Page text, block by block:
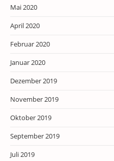
Mai 2020
April 2020
Februar 2020
Januar 2020
Dezember 2019
November 2019
Oktober 2019
September 2019
Juli 2019